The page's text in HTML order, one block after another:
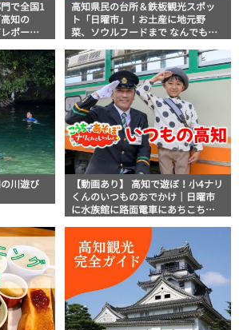
で全国1
知の
ポー
高知県民の台所＆鉄板観光スポッ
ト「日曜市」！お土産に地元野
菜、ソウルフードまで なんでもそ
説！
川遊び
【動画あり】 高知で遊ぼ！小4ナリ
くんのいつものおでかけ｜日曜市
に水族館に路面電車にあちこち巡